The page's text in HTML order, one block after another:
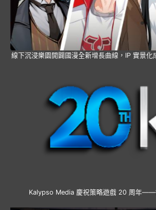
線下沉浸樂園開闢國漫全新增長曲線，IP 實景化
Kalypso Media 慶祝策略遊戲 20 周年——